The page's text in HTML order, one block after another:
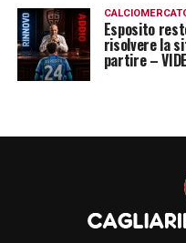
Esposito
risolvere la
partire –